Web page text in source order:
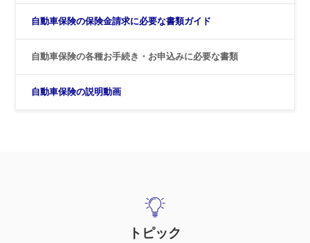
自動車保険の保険金請求に必要な書類ガイド
自動車保険の各種お手続き・お申込みに必要な書類
自動車保険の説明動画
トピック